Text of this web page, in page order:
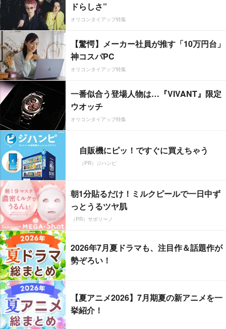
ドらしさ”
オリコンタイアップ特集
【驚愕】メーカー社員が推す「10万円台」
神コスパPC
オリコンタイアップ特集
一番似合う登場人物は…『VIVANT』限定
ウオッチ
オリコンタイアップ特集
自販機にピッ！ですぐに買えちゃう
（PR）ジハンピ
朝1分貼るだけ！ミルクピールで一日中ず
っとうるツヤ肌
（PR）サボリーノ
2026年7月夏ドラマも、注目作＆話題作が
勢ぞろい！
【夏アニメ2026】7月期夏の新アニメを一
挙紹介！